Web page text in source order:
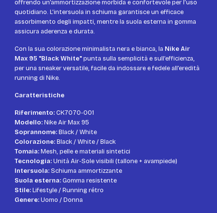
offrendo un’ammortizzazione morbida e confortevole per l’uso
quotidiano. L’intersuola in schiuma garantisce un efficace
assorbimento degli impatti, mentre la suola esterna in gomma
assicura aderenza e durata.
Con la sua colorazione minimalista nera e bianca, la Nike Air
Max 95 "Black White"punta sulla semplicità e sull’efficienza,
per una sneaker versatile, facile da indossare e fedele all’eredità
running di Nike.
Caratteristiche
Riferimento:CK7070-001
Modello:Nike Air Max 95
Soprannome:Black / White
Colorazione:Black / White / Black
Tomaia:Mesh, pelle e materiali sintetici
Tecnologia:Unità Air-Sole visibili (tallone + avampiede)
Intersuola:Schiuma ammortizzante
Suola esterna:Gomma resistente
Stile:Lifestyle / Running rétro
Genere:Uomo / Donna